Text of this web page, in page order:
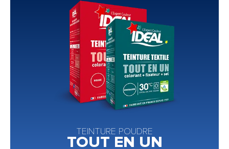
TEINTURE POUDRE
TOUT EN UN